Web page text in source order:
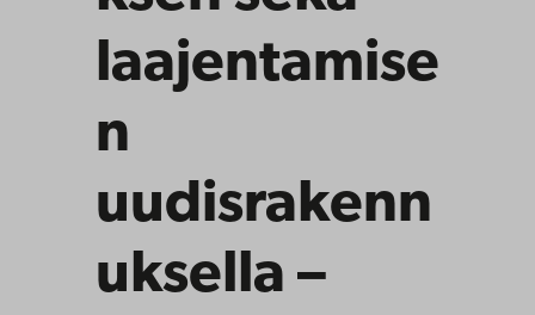
laajentamise
n
uudisrakenn
uksella –